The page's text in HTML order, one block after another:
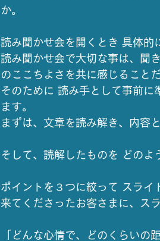
か。
読み聞かせ会を開くとき 具体的
読み聞かせ会で大切な事は、聞
のここちよさを共に感じること
そのために 読み手として事前に
ます。
まずは、文章を読み解き、内容
そして、読解したものを どのよ
ポイントを３つに絞って スライ
来てくださったお客さまに、ス
「どんな心情で、どのくらいの